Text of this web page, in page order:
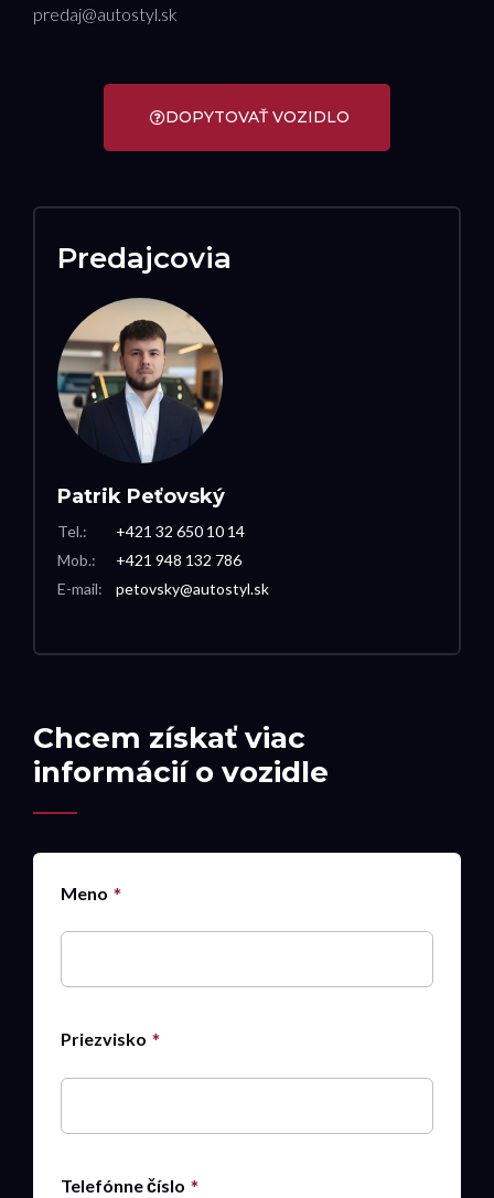
Chcem získať viac
informácií o vozidle
Meno
Priezvisko
Telefónne číslo
predaj@autostyl.sk
DOPYTOVAŤ VOZIDLO
Predajcovia
Patrik Peťovský
Tel.:
Mob.:
E-mail:
+421 32 650 10 14
+421 948 132 786
petovsky@autostyl.sk